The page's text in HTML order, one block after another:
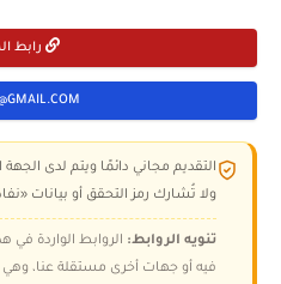
رابط
التقديم مجاني دائمًا ويتم لدى
ولا تُشارك رمز التحقق أو بيانات
تنويه الروابط: الروابط الواردة في
فيه أو جهات أخرى مستقلة عنا،